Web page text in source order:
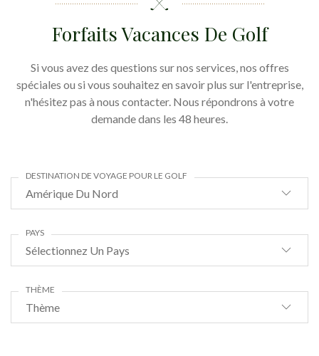
Forfaits Vacances De Golf
Si vous avez des questions sur nos services, nos offres
spéciales ou si vous souhaitez en savoir plus sur l'entreprise,
n'hésitez pas à nous contacter. Nous répondrons à votre
demande dans les 48 heures.
Amérique Du Nord
DESTINATION DE VOYAGE POUR LE GOLF
Sélectionnez Un Pays
PAYS
Thème
THÈME